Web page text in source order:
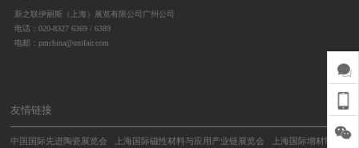
新之联伊丽斯（上海）展览有限公司广州公司
电话：020-8327 6369 / 6389
电邮：pmchina@unifair.com
友情链接
中国国际先进陶瓷展览会 上海国际磁性材料与应用产业链展览会 上海国际增材制造